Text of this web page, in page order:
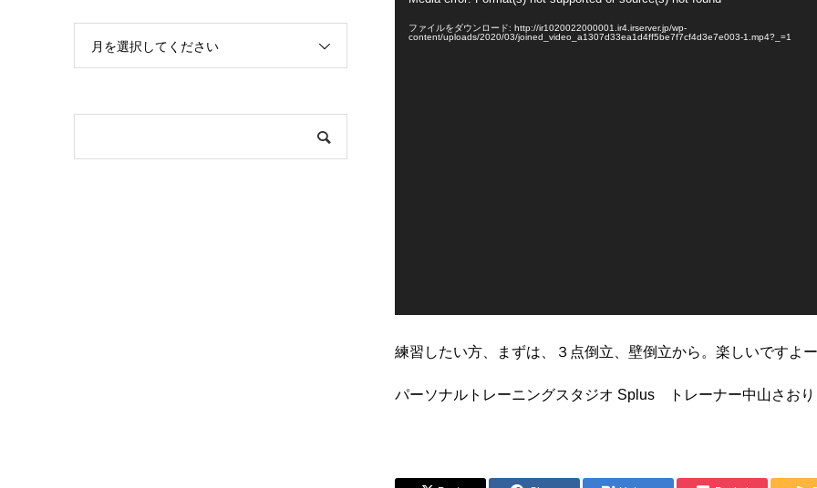
ファイルをダウンロード: http://ir1020022000001.ir4.irserver.jp/wp-
content/uploads/2020/03/joined_video_a1307d33ea1d4ff5be7f7cf4d3e7e003-1.mp4?_=1
練習したい方、まずは、３点倒立、壁倒立から。楽しいですよ
パーソナルトレーニングスタジオ Splus トレーナー中山さおり
月を選択してください